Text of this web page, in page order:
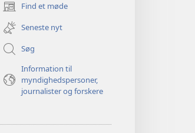
Find et møde
(åbner
nyt
vindue)
Seneste nyt
Søg
Information til
myndighedspersoner,
journalister og forskere